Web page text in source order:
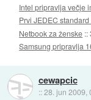
Intel pripravlja večje
Prvi JEDEC
Netbook za ženske ::
Samsung pripravlja
cewapcic
::28. jun 2009,